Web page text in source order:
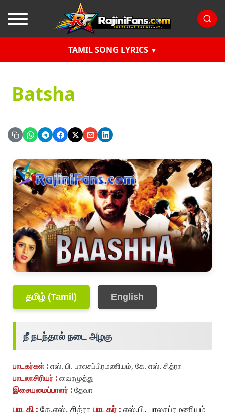
TAMIL SONG LYRICS
Batsha
தமிழ் (Tamil) English
நீ நடந்தால் நடை அழகு
பாடகர்கள் : எஸ். பி. பாலசுப்பிரமணியம், கே. எஸ். சித்ரா
பாடலாசிரியர் : வைரமுத்து
இசையமைப்பாளர் : தேவா
பாடகி : கே.எஸ். சித்ரா பாடகர் : எஸ்.பி. பாலசுப்ரமணியம்